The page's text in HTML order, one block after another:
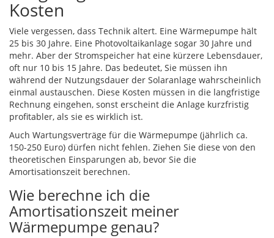
Kosten
Viele vergessen, dass Technik altert. Eine Wärmepumpe hält
25 bis 30 Jahre. Eine Photovoltaikanlage sogar 30 Jahre und
mehr. Aber der Stromspeicher hat eine kürzere Lebensdauer,
oft nur 10 bis 15 Jahre. Das bedeutet, Sie müssen ihn
während der Nutzungsdauer der Solaranlage wahrscheinlich
einmal austauschen. Diese Kosten müssen in die langfristige
Rechnung eingehen, sonst erscheint die Anlage kurzfristig
profitabler, als sie es wirklich ist.
Auch Wartungsverträge für die Wärmepumpe (jährlich ca.
150-250 Euro) dürfen nicht fehlen. Ziehen Sie diese von den
theoretischen Einsparungen ab, bevor Sie die
Amortisationszeit berechnen.
Wie berechne ich die
Amortisationszeit meiner
Wärmepumpe genau?